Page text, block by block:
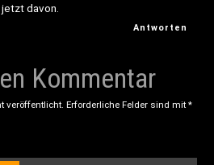
davon.
Antworten
Kommentar
veröffentlicht. Erforderliche Felder sind mit*